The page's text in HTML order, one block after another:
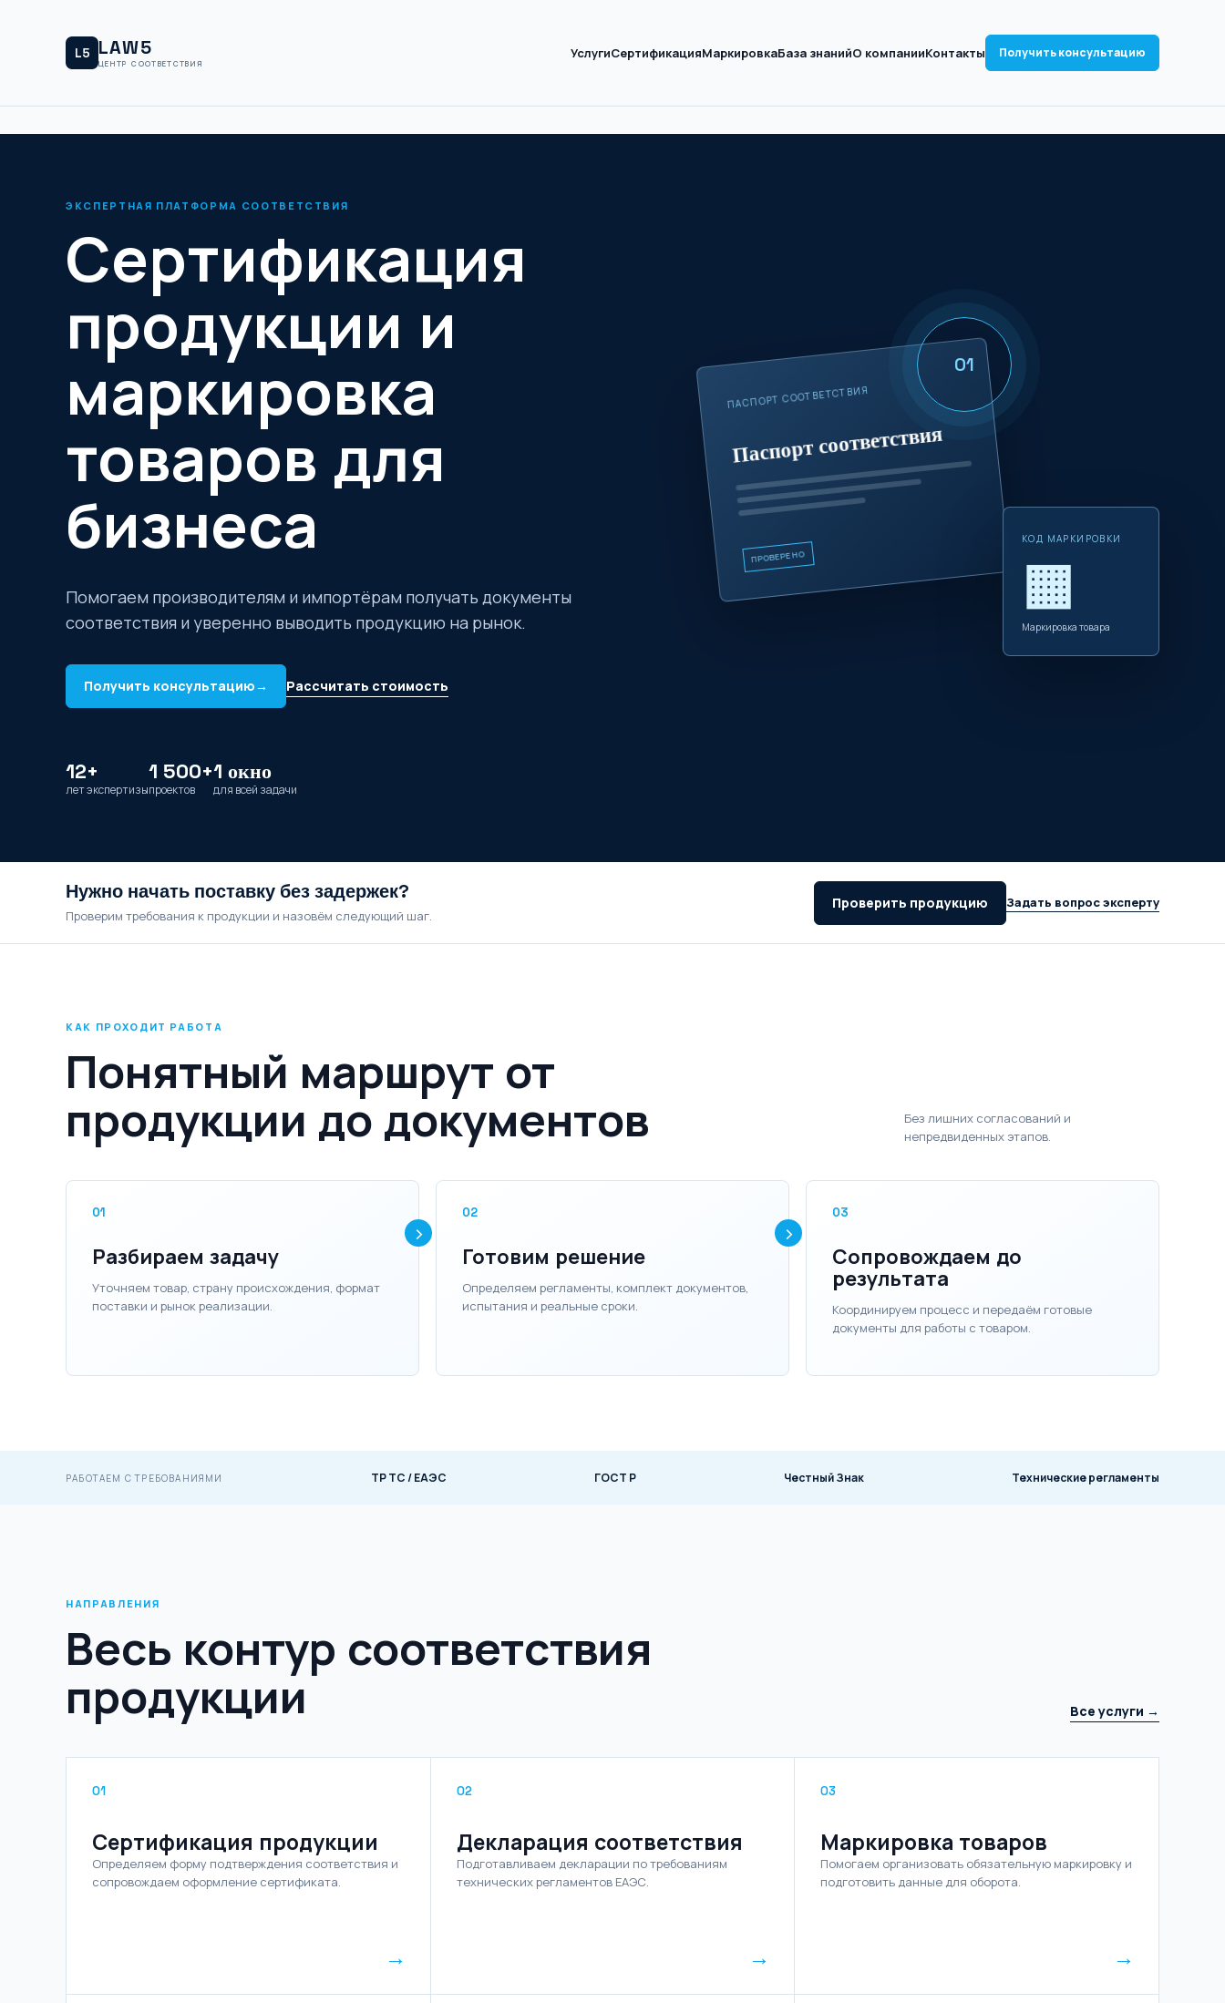
L5 LAW5
ЦЕНТР СООТВЕТСТВИЯ
УслугиСертификацияМаркировкаБаза знанийО компанииКонтакты Получить консультацию
ЭКСПЕРТНАЯ ПЛАТФОРМА СООТВЕТСТВИЯ
Сертификация
продукции и
маркировка
товаров для
бизнеса
Помогаем производителям и импортёрам получать документы
соответствия и уверенно выводить продукцию на рынок.
Получить консультацию→ Рассчитать стоимость
12+
лет экспертизы
1 500+
проектов
1 окно
для всей задачи
ПАСПОРТ СООТВЕТСТВИЯ
Паспорт соответствия
ПРОВЕРЕНО
КОД МАРКИРОВКИ
▦
Маркировка товара
01
Нужно начать поставку без задержек?
Проверим требования к продукции и назовём следующий шаг.
Проверить продукцию Задать вопрос эксперту
КАК ПРОХОДИТ РАБОТА
Понятный маршрут от
продукции до документов
Без лишних согласований и
непредвиденных этапов.
01
Разбираем задачу
Уточняем товар, страну происхождения, формат
поставки и рынок реализации.
02
Готовим решение
Определяем регламенты, комплект документов,
испытания и реальные сроки.
03
Сопровождаем до
результата
Координируем процесс и передаём готовые
документы для работы с товаром.
РАБОТАЕМ С ТРЕБОВАНИЯМИ ТР ТС / ЕАЭС ГОСТ Р Честный Знак Технические регламенты
НАПРАВЛЕНИЯ
Весь контур соответствия
продукции
Все услуги →
01
Сертификация продукции
Определяем форму подтверждения соответствия и
сопровождаем оформление сертификата.
→
02
Декларация соответствия
Подготавливаем декларации по требованиям
технических регламентов ЕАЭС.
→
03
Маркировка товаров
Помогаем организовать обязательную маркировку и
подготовить данные для оборота.
→